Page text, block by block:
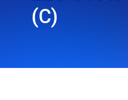
(C)